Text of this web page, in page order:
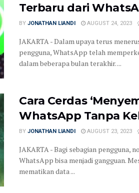
Terbaru dari
BY JONATHAN LIANDI AUGUST 24, 2023
JAKARTA - Dalam upaya terus
pengguna, WhatsApp telah
dalam beberapa bulan terakhir. ...
Cara Cerdas
WhatsApp Tanpa
BY JONATHAN LIANDI AUGUST 23, 2023
JAKARTA - Bagi sebagian pengguna,
WhatsApp bisa menjadi gangguan.
mematikan data ...